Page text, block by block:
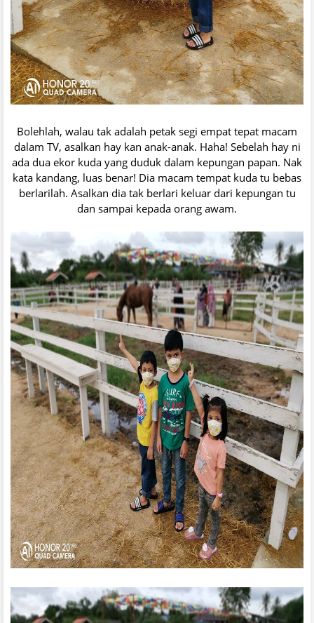
Bolehlah, walau tak adalah petak segi empat tepat macam
dalam TV, asalkan hay kan anak-anak. Haha! Sebelah hay ni
ada dua ekor kuda yang duduk dalam kepungan papan. Nak
kata kandang, luas benar! Dia macam tempat kuda tu bebas
berlarilah. Asalkan dia tak berlari keluar dari kepungan tu
dan sampai kepada orang awam.